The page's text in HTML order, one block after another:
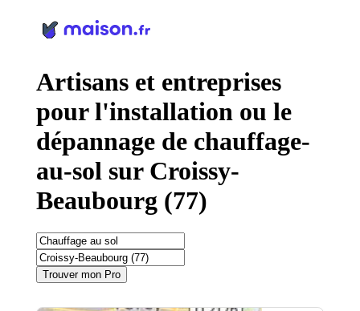
Artisans et entreprises
pour l'installation ou le
dépannage de chauffage-
au-sol sur Croissy-
Beaubourg (77)
Trouver mon Pro